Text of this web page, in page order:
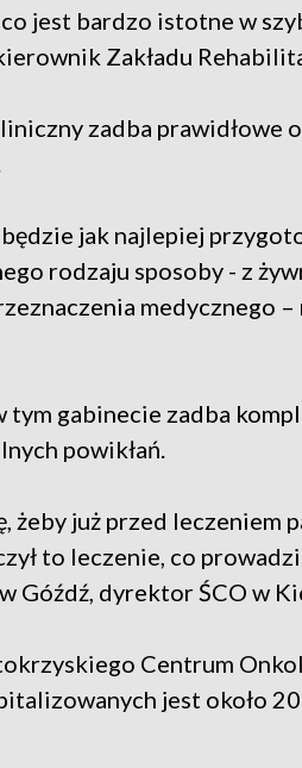
jest bardzo istotne w
Zakładu
zadba prawidłowe
jak najlepiej
rodzaju sposoby - z
medycznego
gabinecie zadba
powikłań.
żeby już przed leczeniem
to leczenie, co
Góźdź, dyrektor ŚCO w
Centrum
jest około 20